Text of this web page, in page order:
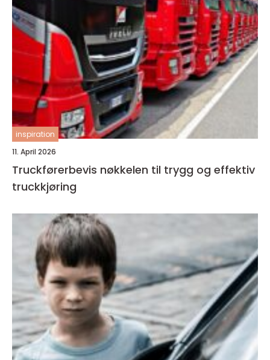
inspiration
11. April 2026
Truckførerbevis nøkkelen til trygg og effektiv
truckkjøring